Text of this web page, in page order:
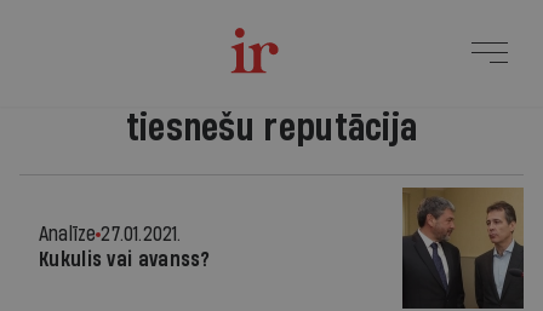
tiesnešu reputācija
Analīze 27.01.2021.
Kukulis vai avanss?